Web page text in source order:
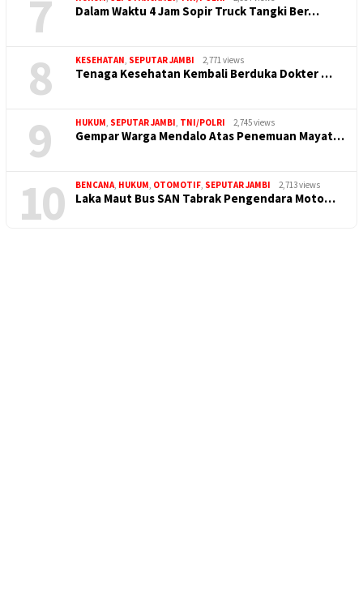
7 Dalam Waktu 4 Jam Sopir Truck Tangki Ber…
8 KESEHATAN, SEPUTAR JAMBI 2,771 views
Tenaga Kesehatan Kembali Berduka Dokter …
9 HUKUM, SEPUTAR JAMBI, TNI/POLRI 2,745 views
Gempar Warga Mendalo Atas Penemuan Mayat…
10 BENCANA, HUKUM, OTOMOTIF, SEPUTAR JAMBI 2,713 views
Laka Maut Bus SAN Tabrak Pengendara Moto…